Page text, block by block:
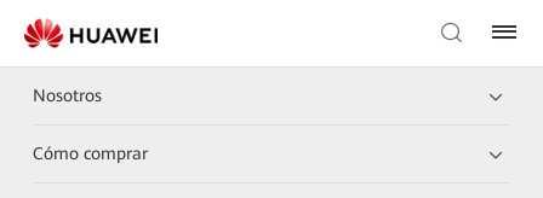
Nosotros
Cómo comprar